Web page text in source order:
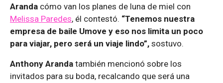
Aranda cómo van los planes de luna de miel con
Melissa Paredes, él contestó. “Tenemos nuestra
empresa de baile Umove y eso nos limita un poco
para viajar, pero será un viaje lindo”, sostuvo.
Anthony Aranda también mencionó sobre los
invitados para su boda, recalcando que será una